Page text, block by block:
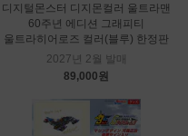
디지털몬스터 디지몬컬러 울트라맨
60주년 에디션 그래피티
울트라히어로즈 컬러(블루) 한정판
2027년 2월 발매
89,000원